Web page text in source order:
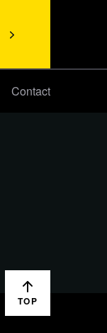
Contact
TOP